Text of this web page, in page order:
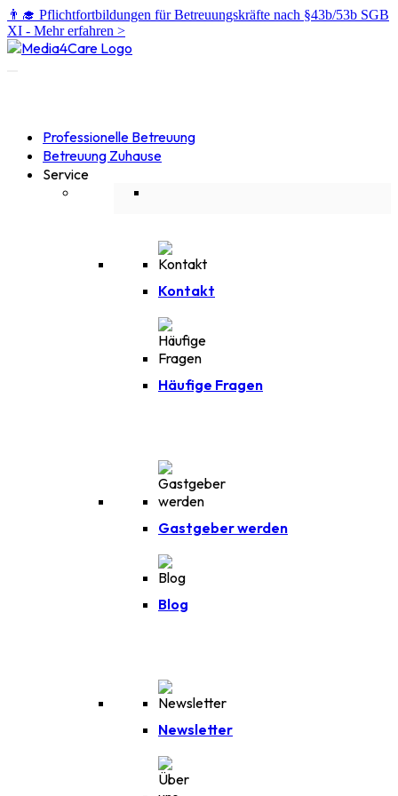
👨‍🎓 Pflichtfortbildungen für Betreuungskräfte nach §43b/53b SGB
XI - Mehr erfahren >
Professionelle Betreuung
Betreuung Zuhause
Service
Kontakt
Häufige Fragen
Gastgeber werden
Blog
Newsletter